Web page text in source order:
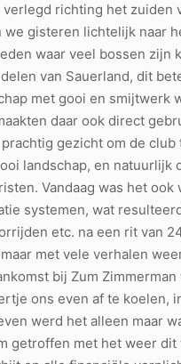
richting het zuiden
we gisteren lichtelijk naar
waar veel bossen zijn
van Sauerland, dit
met gooi en smijtwerk
daar ook direct
gezicht om de club
landschap, en natuurlijk
Vandaag was het ook
systemen, wat
etc. na een rit van
met vele verhalen
bij Zum
ons even af te koelen,
werd het alleen maar
getroffen met het weer dit